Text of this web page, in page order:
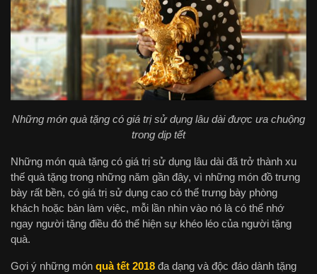
Những món quà tặng có giá trị sử dụng lâu dài được ưa chuộng
trong dịp tết
Những món quà tặng có giá trị sử dụng lâu dài đã trở thành xu
thế quà tặng trong những năm gần đây, vì những món đồ trưng
bày rất bền, có giá trị sử dụng cao có thể trưng bày phòng
khách hoặc bàn làm việc, mỗi lần nhìn vào nó là có thể nhớ
ngay người tặng điều đó thể hiện sự khéo léo của người tặng
quà.
Gợi ý những món quà tết 2018 đa dạng và độc đáo dành tặng